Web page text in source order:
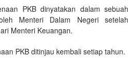
PKB dinyatakan dalam sebuah
Menteri Dalam Negeri setelah
Menteri Keuangan.
PKB ditinjau kembali setiap tahun.